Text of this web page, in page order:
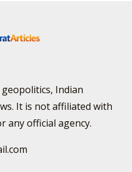
Indian
It is not affiliated with
any official agency.